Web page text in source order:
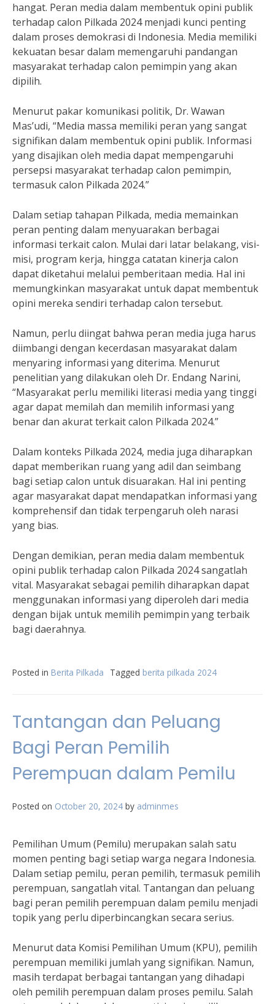
hangat. Peran media dalam membentuk opini publik
terhadap calon Pilkada 2024 menjadi kunci penting
dalam proses demokrasi di Indonesia. Media memiliki
kekuatan besar dalam memengaruhi pandangan
masyarakat terhadap calon pemimpin yang akan
dipilih.
Menurut pakar komunikasi politik, Dr. Wawan
Mas’udi, “Media massa memiliki peran yang sangat
signifikan dalam membentuk opini publik. Informasi
yang disajikan oleh media dapat mempengaruhi
persepsi masyarakat terhadap calon pemimpin,
termasuk calon Pilkada 2024.”
Dalam setiap tahapan Pilkada, media memainkan
peran penting dalam menyuarakan berbagai
informasi terkait calon. Mulai dari latar belakang, visi-
misi, program kerja, hingga catatan kinerja calon
dapat diketahui melalui pemberitaan media. Hal ini
memungkinkan masyarakat untuk dapat membentuk
opini mereka sendiri terhadap calon tersebut.
Namun, perlu diingat bahwa peran media juga harus
diimbangi dengan kecerdasan masyarakat dalam
menyaring informasi yang diterima. Menurut
penelitian yang dilakukan oleh Dr. Endang Narini,
“Masyarakat perlu memiliki literasi media yang tinggi
agar dapat memilah dan memilih informasi yang
benar dan akurat terkait calon Pilkada 2024.”
Dalam konteks Pilkada 2024, media juga diharapkan
dapat memberikan ruang yang adil dan seimbang
bagi setiap calon untuk disuarakan. Hal ini penting
agar masyarakat dapat mendapatkan informasi yang
komprehensif dan tidak terpengaruh oleh narasi
yang bias.
Dengan demikian, peran media dalam membentuk
opini publik terhadap calon Pilkada 2024 sangatlah
vital. Masyarakat sebagai pemilih diharapkan dapat
menggunakan informasi yang diperoleh dari media
dengan bijak untuk memilih pemimpin yang terbaik
bagi daerahnya.
Posted in Berita Pilkada Tagged berita pilkada 2024
Tantangan dan Peluang
Bagi Peran Pemilih
Perempuan dalam Pemilu
Posted on October 20, 2024 by adminmes
Pemilihan Umum (Pemilu) merupakan salah satu
momen penting bagi setiap warga negara Indonesia.
Dalam setiap pemilu, peran pemilih, termasuk pemilih
perempuan, sangatlah vital. Tantangan dan peluang
bagi peran pemilih perempuan dalam pemilu menjadi
topik yang perlu diperbincangkan secara serius.
Menurut data Komisi Pemilihan Umum (KPU), pemilih
perempuan memiliki jumlah yang signifikan. Namun,
masih terdapat berbagai tantangan yang dihadapi
oleh pemilih perempuan dalam proses pemilu. Salah